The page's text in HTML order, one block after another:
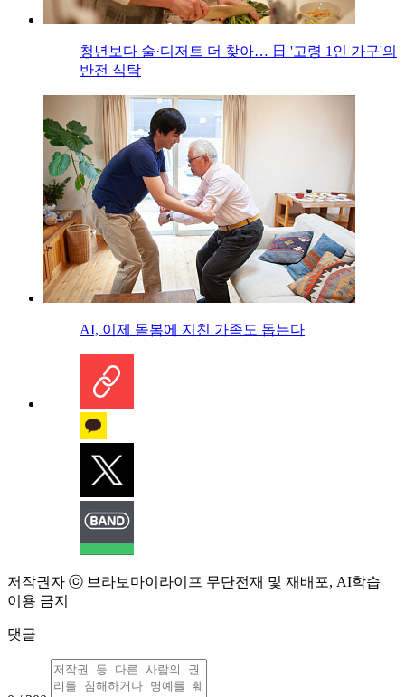
청년보다 술·디저트 더 찾아… 日 '고령 1인 가구'의
반전 식탁
AI, 이제 돌봄에 지친 가족도 돕는다
저작권자 ⓒ 브라보마이라이프 무단전재 및 재배포, AI학습
이용 금지
댓글